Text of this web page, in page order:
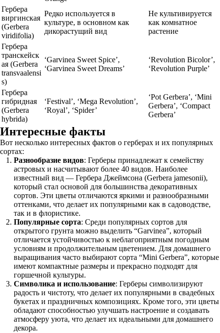
Гербера
виргинская
(Gerbera
viridifolia)
Редко используется в
культуре, в основном как
дикорастущий вид
Не культивируется
как комнатное
растение
Гербера
транскейск
ая (Gerbera
transvaalensi
s)
‘Garvinea Sweet Spice’,
‘Garvinea Sweet Dreams’
‘Revolution Bicolor’,
‘Revolution Purple’
Гербера
гибридная
(Gerbera
hybrida)
‘Festival’, ‘Mega Revolution’,
‘Royal’, ‘Spider’
‘Pot Gerbera’, ‘Mini
Gerbera’, ‘Compact
Gerbera’
Интересные факты
Вот несколько интересных фактов о герберах и их популярных
сортах:
Разнообразие видов: Герберы принадлежат к семейству
астровых и насчитывают более 40 видов. Наиболее
известный вид — Гербера Джеймсона (Gerbera jamesonii),
который стал основой для большинства декоративных
сортов. Эти цветы отличаются яркими и разнообразными
оттенками, что делает их популярными как в садоводстве,
так и в флористике.
Популярные сорта: Среди популярных сортов для
открытого грунта можно выделить “Garvinea”, который
отличается устойчивостью к неблагоприятным погодным
условиям и продолжительным цветением. Для домашнего
выращивания часто выбирают сорта “Mini Gerbera”, которые
имеют компактные размеры и прекрасно подходят для
горшечной культуры.
Символика и использование: Герберы символизируют
радость и чистоту, что делает их популярными в свадебных
букетах и праздничных композициях. Кроме того, эти цветы
обладают способностью улучшать настроение и создавать
атмосферу уюта, что делает их идеальными для домашнего
декора.